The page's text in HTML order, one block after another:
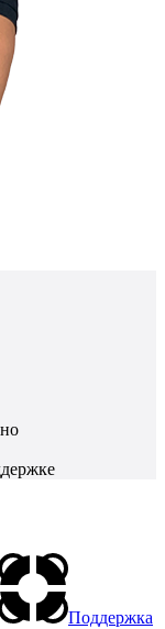
Поддержка